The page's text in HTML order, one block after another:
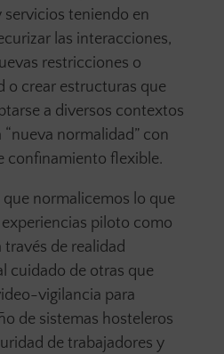
teniendo en
las interacciones,
restricciones o
o crear estructuras que
a diversos contextos
normalidad” con
confinamiento flexible.
que normalicemos lo que
piloto como
de realidad
cuidado de otras que
vigilancia para
de sistemas hosteleros
de trabajadores y